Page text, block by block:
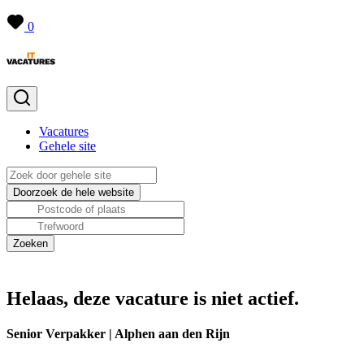
0
Vacatures
Gehele site
Helaas, deze vacature is niet actief.
Senior Verpakker | Alphen aan den Rijn